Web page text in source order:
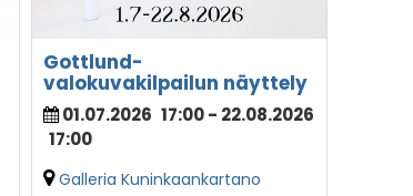
Gottlund-
valokuvakilpailun näyttely
01.07.2026 17:00- 22.08.2026
17:00
Galleria Kuninkaankartano